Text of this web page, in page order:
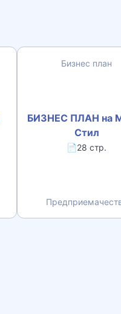
Бизнес план
БИЗНЕС ПЛАН на
Стил
📄28 стр.